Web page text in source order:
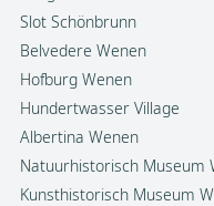
Slot Schönbrunn
Belvedere Wenen
Hofburg Wenen
Hundertwasser Village
Albertina Wenen
Natuurhistorisch Museum
Kunsthistorisch Museum